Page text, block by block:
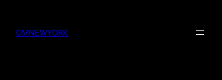
content
OMNEWYORK